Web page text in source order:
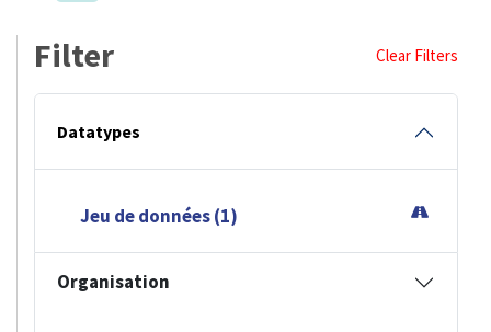
Filter Clear Filters
Datatypes
Jeu de données (1)
Organisation